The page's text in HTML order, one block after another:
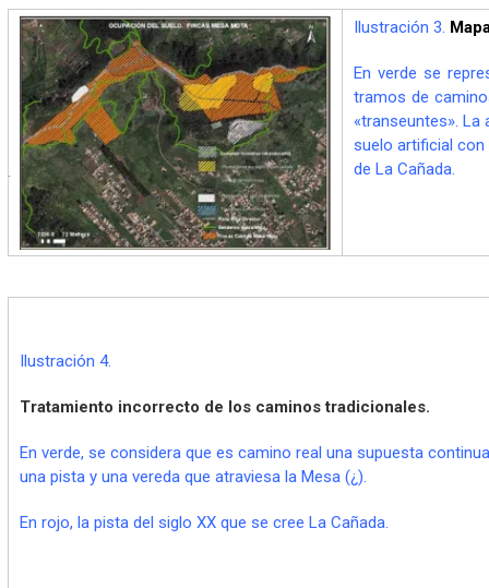
Ilustración 3.
En verde se
tramos de
«transeuntes».
suelo artificial
de La Cañada.
.
Ilustración 4.
Tratamiento incorrecto de los caminos tradicionales.
En verde, se considera que es camino real una supuesta
una pista y una vereda que atraviesa la Mesa (¿).
En rojo, la pista del siglo XX que se cree La Cañada.